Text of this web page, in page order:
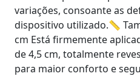
variações, consoante as
dispositivo utilizado.📏
cm Está firmemente
de 4,5 cm, totalmente
para maior conforto e